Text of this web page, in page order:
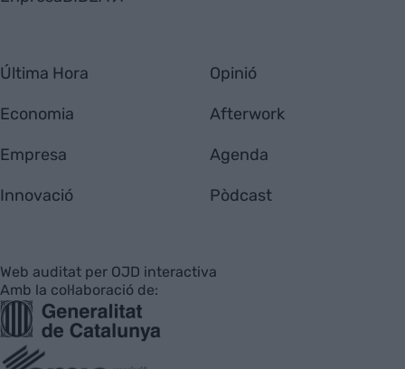
Última Hora
Economia
Empresa
Innovació
Opinió
Afterwork
Agenda
Pòdcast
Web auditat per OJD interactiva
Amb la col·laboració de: